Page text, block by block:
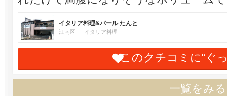
イタリア料理&バール たんと
江南区 イタリア料理
このクチコミに“ぐ
一覧をみる